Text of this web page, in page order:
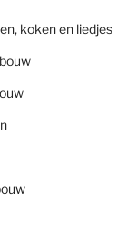
koken en liedjes